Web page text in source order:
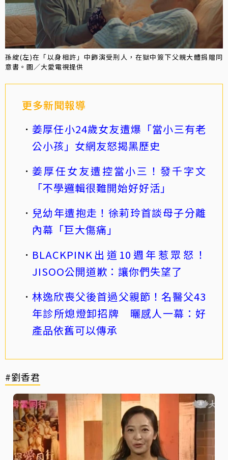
孫綻(左)在「以身相許」中飾演受刑人，在獄中簽下父親大體捐贈同
意書。圖／大愛電視提供
更多新聞報導
姜厚任小24歲女友遭爆「當小三有老
公小孩」女網友怒揭黑歷史
姜厚任女友遭控當小三！發千字文
「不學邏輯很難開始好好活」
兒幼年遭抱走！徐莉玲首談母子分離
內幕「巨大傷痛」
BLACKPINK出道10週年惹眾怒！
JISOO公開道歉：讓你們失望了
林逸欣喪父後首過父親節！名醫父43
年診所熄燈卸招牌 曬感人一幕：好
產品依舊可以傳承
#劉香君